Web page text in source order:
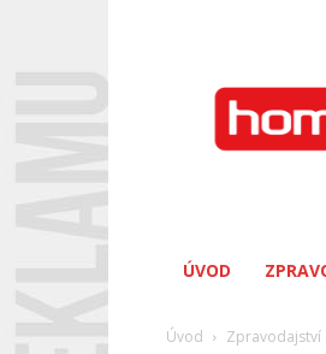
Homerlive
ÚVOD
Úvod Zpravodajství